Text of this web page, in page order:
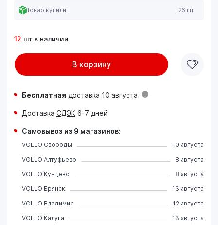
Товар купили: 26 шт
12 шт в наличии
В корзину
Бесплатная доставка 10 августа
Доставка СДЭК 6-7 дней
Самовывоз из 9 магазинов:
VOLLO Свободы
10 августа
VOLLO Алтуфьево
8 августа
VOLLO Кунцево
8 августа
VOLLO Брянск
13 августа
VOLLO Владимир
12 августа
VOLLO Калуга
13 августа